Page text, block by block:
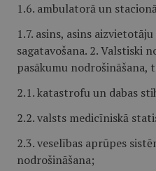
1.6. ambulatorā un
1.7. asins, asins
sagatavošana. 2. Valstiski
pasākumu nodrošināšana,
2.1. katastrofu un dabas
2.2. valsts medicīniskā
2.3. veselības aprūpes
nodrošināšana;